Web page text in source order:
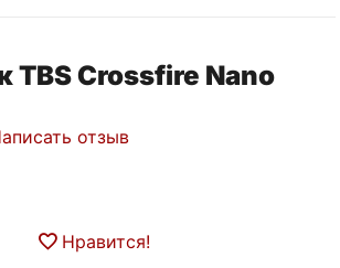
TBS Crossfire Nano
отзыв
Нравится!